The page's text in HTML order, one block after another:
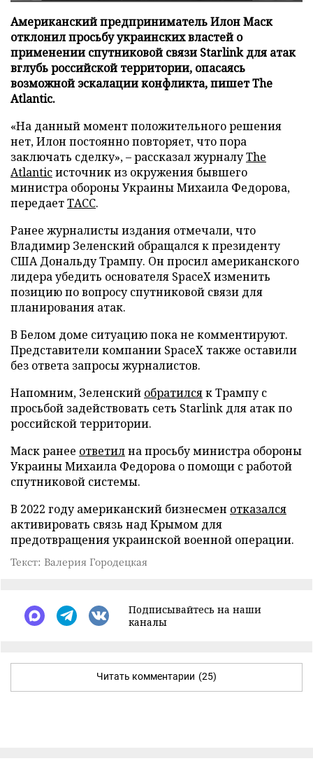
Американский предприниматель Илон Маск
отклонил просьбу украинских властей о
применении спутниковой связи Starlink для атак
вглубь российской территории, опасаясь
возможной эскалации конфликта, пишет The
Atlantic.
«На данный момент положительного решения
нет, Илон постоянно повторяет, что пора
заключать сделку», – рассказал журналуThe
Atlanticисточник из окружения бывшего
министра обороны Украины Михаила Федорова,
передаетТАСС.
Ранее журналисты издания отмечали, что
Владимир Зеленский обращался к президенту
США Дональду Трампу. Он просил американского
лидера убедить основателя SpaceX изменить
позицию по вопросу спутниковой связи для
планирования атак.
В Белом доме ситуацию пока не комментируют.
Представители компании SpaceX также оставили
без ответа запросы журналистов.
Напомним, Зеленский обратилсяк Трампу с
просьбой задействовать сеть Starlink для атак по
российской территории.
Маск ранее ответилна просьбу министра обороны
Украины Михаила Федорова о помощи с работой
спутниковой системы.
В 2022 году американский бизнесмен отказался
активировать связь над Крымом для
предотвращения украинской военной операции.
Текст: Валерия Городецкая
Подписывайтесь на наши
каналы
Читать комментарии (25)